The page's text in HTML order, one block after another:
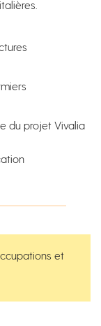
du projet Vivalia
et